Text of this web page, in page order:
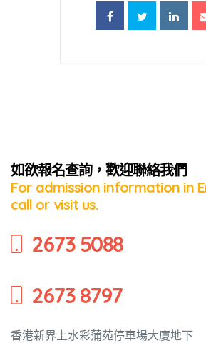
如欲報名查詢，歡迎聯絡我們
For admission information in
call or visit us.
2673 5088
2673 8797
香港新界上水彩蒲苑停車場大廈地下
養幼兒